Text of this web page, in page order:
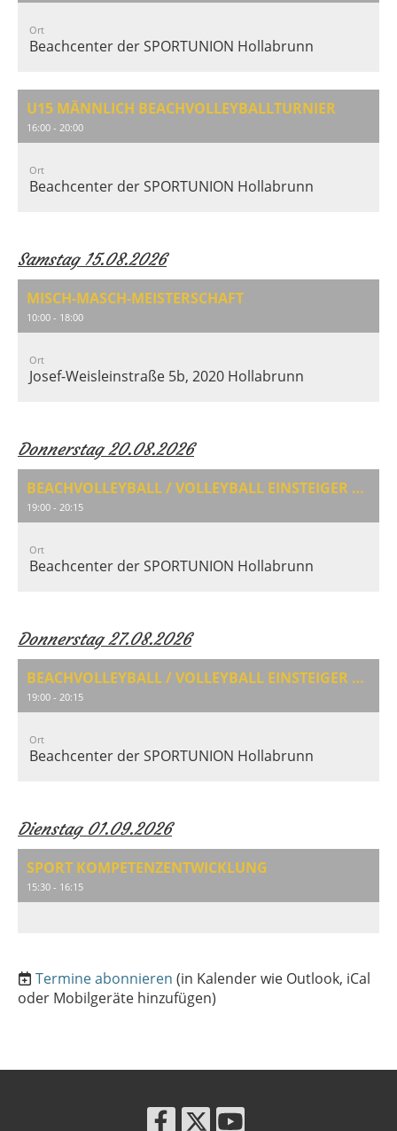
Ort
Beachcenter der SPORTUNION Hollabrunn
U15 MÄNNLICH BEACHVOLLEYBALLTURNIER
16:00 - 20:00
Ort
Beachcenter der SPORTUNION Hollabrunn
Samstag 15.08.2026
MISCH-MASCH-MEISTERSCHAFT
10:00 - 18:00
Ort
Josef-Weisleinstraße 5b, 2020 Hollabrunn
Donnerstag 20.08.2026
BEACHVOLLEYBALL / VOLLEYBALL EINSTEIGER & AUFFRISCHUNG
19:00 - 20:15
Ort
Beachcenter der SPORTUNION Hollabrunn
Donnerstag 27.08.2026
BEACHVOLLEYBALL / VOLLEYBALL EINSTEIGER & AUFFRISCHUNG
19:00 - 20:15
Ort
Beachcenter der SPORTUNION Hollabrunn
Dienstag 01.09.2026
SPORT KOMPETENZENTWICKLUNG
15:30 - 16:15
Termine abonnieren (in Kalender wie Outlook, iCal
oder Mobilgeräte hinzufügen)